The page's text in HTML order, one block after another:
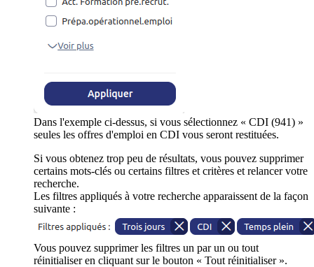
Dans l'exemple ci-dessus, si vous sélectionnez « CDI (941) »
seules les offres d'emploi en CDI vous seront restituées.
Si vous obtenez trop peu de résultats, vous pouvez supprimer
certains mots-clés ou certains filtres et critères et relancer votre
recherche.
Les filtres appliqués à votre recherche apparaissent de la façon
suivante :
Vous pouvez supprimer les filtres un par un ou tout
réinitialiser en cliquant sur le bouton « Tout réinitialiser ».